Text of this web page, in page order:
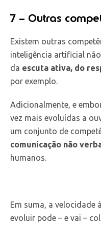
7 – Outras
Existem outras
inteligência artificial
da escuta ativa, do
por exemplo.
Adicionalmente, e
vez mais evoluídas a
um conjunto de
comunicação não
humanos.
Em suma, a velocidade
evoluir pode – e vai –